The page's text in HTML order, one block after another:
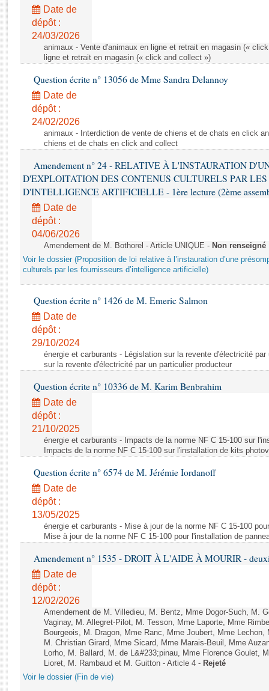
Rapports législatifs
Rapports sur l'application des lois
Baromètre de l’application des lois
Dossiers législatifs
Budget et sécurité sociale
Questions écrites et orales
Comptes rendus des débats
Date de
dépôt :
24/03/2026
animaux - Vente d'animaux en ligne et retrait en magasin («
ligne et retrait en magasin (« click and collect »)
Question écrite n° 13056 de Mme Sandra Delannoy
Date de
dépôt :
24/02/2026
animaux - Interdiction de vente de chiens et de chats en click
chiens et de chats en click and collect
Amendement n° 24 - RELATIVE À L'INSTAURATION
D'EXPLOITATION DES CONTENUS CULTURELS PAR LES
D'INTELLIGENCE ARTIFICIELLE - 1ère lecture (2ème
Date de
dépôt :
04/06/2026
Amendement de M. Bothorel - Article UNIQUE - Non renseigné
Voir le dossier (Proposition de loi relative à l’instauration d’une
culturels par les fournisseurs d’intelligence artificielle)
Question écrite n° 1426 de M. Emeric Salmon
Date de
dépôt :
29/10/2024
énergie et carburants - Législation sur la revente d'électricité
sur la revente d'électricité par un particulier producteur
Question écrite n° 10336 de M. Karim Benbrahim
Date de
dépôt :
21/10/2025
énergie et carburants - Impacts de la norme NF C 15-100 sur
Impacts de la norme NF C 15-100 sur l'installation de kits
Question écrite n° 6574 de M. Jérémie Iordanoff
Date de
dépôt :
13/05/2025
énergie et carburants - Mise à jour de la norme NF C 15-100
Mise à jour de la norme NF C 15-100 pour l'installation de
Amendement n° 1535 - DROIT À L'AIDE À MOURIR -
Date de
dépôt :
12/02/2026
Amendement de M. Villedieu, M. Bentz, Mme Dogor-Such, M.
Vaginay, M. Allegret-Pilot, M. Tesson, Mme Laporte, Mme
Bourgeois, M. Dragon, Mme Ranc, Mme Joubert, Mme
M. Christian Girard, Mme Sicard, Mme Marais-Beuil, Mme
Lorho, M. Ballard, M. de L&#233;pinau, Mme Florence Goulet,
Lioret, M. Rambaud et M. Guitton - Article 4 - Rejeté
Voir le dossier (Fin de vie)